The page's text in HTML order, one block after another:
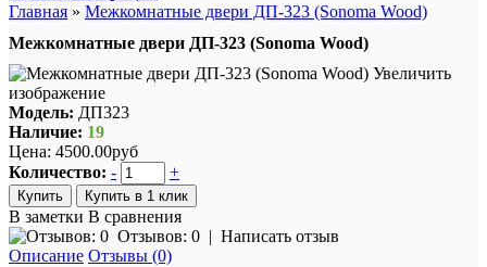
Главная » Межкомнатные двери ДП-323 (Sonoma Wood)
Межкомнатные двери ДП-323 (Sonoma Wood)
Увеличить
изображение
Модель: ДП323
Наличие: 19
Цена: 4500.00руб
Количество: - +
Купить в 1 клик
В заметки В сравнения
Отзывов: 0 | Написать отзыв
Описание Отзывы (0)